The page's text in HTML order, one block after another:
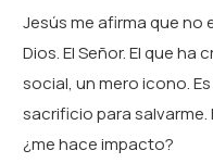
Jesús me afirma que no
Dios. El Señor. El que
social, un mero icono.
sacrificio para
¿me hace impacto?